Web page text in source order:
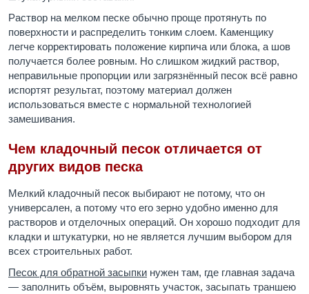
Раствор на мелком песке обычно проще протянуть по
поверхности и распределить тонким слоем. Каменщику
легче корректировать положение кирпича или блока, а шов
получается более ровным. Но слишком жидкий раствор,
неправильные пропорции или загрязнённый песок всё равно
испортят результат, поэтому материал должен
использоваться вместе с нормальной технологией
замешивания.
Чем кладочный песок отличается от
других видов песка
Мелкий кладочный песок выбирают не потому, что он
универсален, а потому что его зерно удобно именно для
растворов и отделочных операций. Он хорошо подходит для
кладки и штукатурки, но не является лучшим выбором для
всех строительных работ.
Песок для обратной засыпки нужен там, где главная задача
— заполнить объём, выровнять участок, засыпать траншею